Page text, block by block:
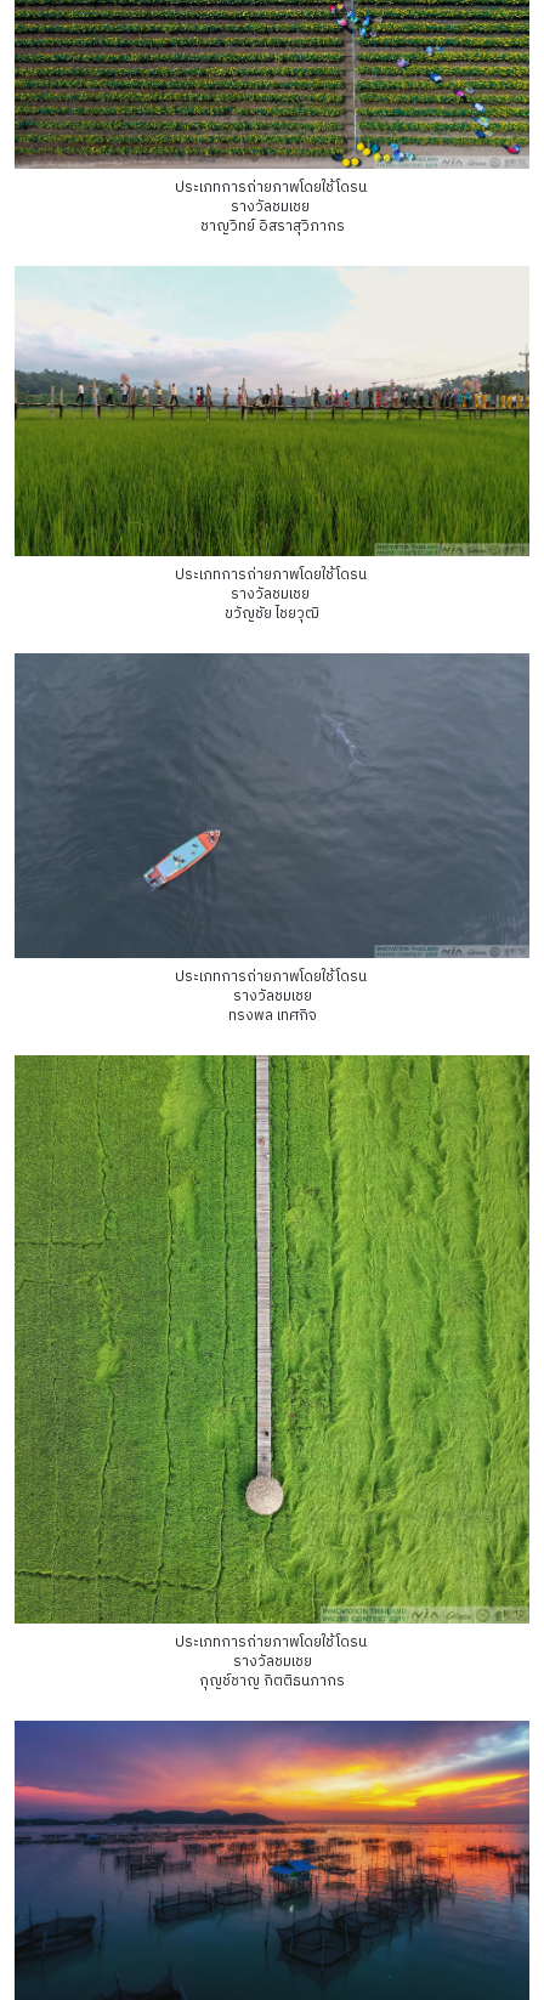
ประเภทการถ่ายภาพโดยใช้โดรน
รางวัลชมเชย
ชาญวิทย์ อิสราสุวิภากร
ประเภทการถ่ายภาพโดยใช้โดรน
รางวัลชมเชย
ขวัญชัย ไชยวุฒิ
ประเภทการถ่ายภาพโดยใช้โดรน
รางวัลชมเชย
ทรงพล เทศกิจ
ประเภทการถ่ายภาพโดยใช้โดรน
รางวัลชมเชย
กุญช์ชาญ กิตติธนภากร